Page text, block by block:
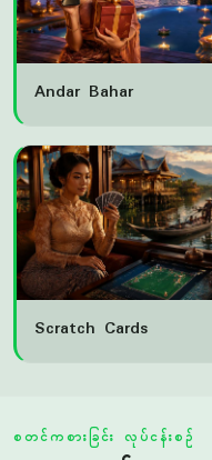
Andar Bahar
Scratch Cards
စတင်ကစားခြင်း လုပ်ငန်းစဉ်
အတွက် မည်သည့်အဆ